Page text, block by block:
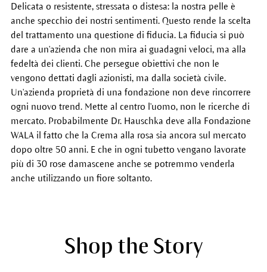
Delicata o resistente, stressata o distesa: la nostra pelle è
anche specchio dei nostri sentimenti. Questo rende la scelta
del trattamento una questione di fiducia. La fiducia si può
dare a un'azienda che non mira ai guadagni veloci, ma alla
fedeltà dei clienti. Che persegue obiettivi che non le
vengono dettati dagli azionisti, ma dalla società civile.
Un'azienda proprietà di una fondazione non deve rincorrere
ogni nuovo trend. Mette al centro l'uomo, non le ricerche di
mercato. Probabilmente Dr. Hauschka deve alla Fondazione
WALA il fatto che la Crema alla rosa sia ancora sul mercato
dopo oltre 50 anni. E che in ogni tubetto vengano lavorate
più di 30 rose damascene anche se potremmo venderla
anche utilizzando un fiore soltanto.
Shop the Story